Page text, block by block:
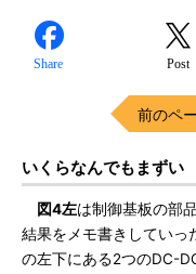
Share Post
前のペ
いくらなんでもまずい
図4左は制御基板の部品
結果をメモ書きしていっ
の左下にある2つのDC-